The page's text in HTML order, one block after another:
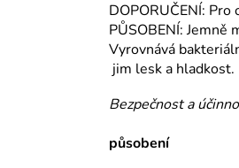
DOPORUČENÍ:
PŮSOBENÍ: Jemně
Vyrovnává
jim lesk a hladkost.
Bezpečnost a
působení